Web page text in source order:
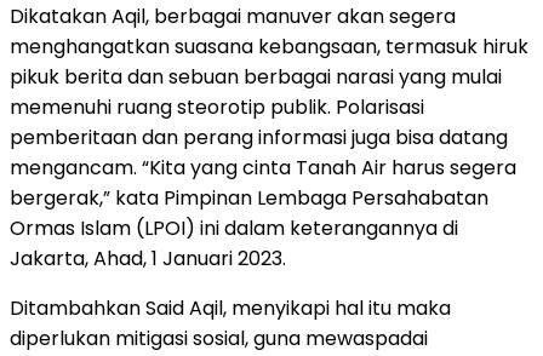
Dikatakan Aqil, berbagai manuver akan segera
menghangatkan suasana kebangsaan, termasuk hiruk
pikuk berita dan sebuan berbagai narasi yang mulai
memenuhi ruang steorotip publik. Polarisasi
pemberitaan dan perang informasi juga bisa datang
mengancam. “Kita yang cinta Tanah Air harus segera
bergerak,” kata Pimpinan Lembaga Persahabatan
Ormas Islam (LPOI) ini dalam keterangannya di
Jakarta, Ahad, 1 Januari 2023.
Ditambahkan Said Aqil, menyikapi hal itu maka
diperlukan mitigasi sosial, guna mewaspadai